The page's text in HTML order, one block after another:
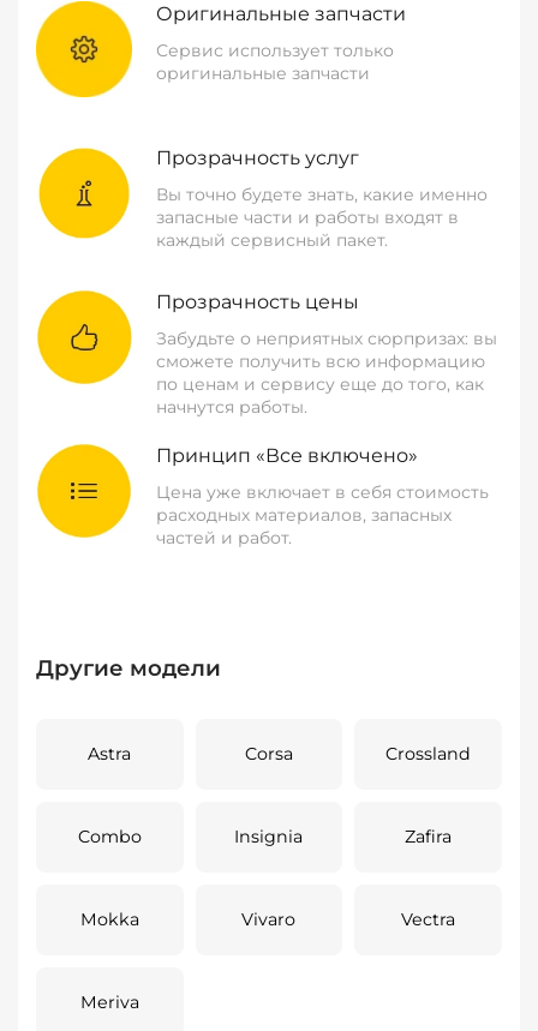
Оригинальные запчасти
Сервис использует только
оригинальные запчасти
Прозрачность услуг
Вы точно будете знать, какие именно
запасные части и работы входят в
каждый сервисный пакет.
Прозрачность цены
Забудьте о неприятных сюрпризах: вы
сможете получить всю информацию
по ценам и сервису еще до того, как
начнутся работы.
Принцип «Все включено»
Цена уже включает в себя стоимость
расходных материалов, запасных
частей и работ.
Другие модели
Astra Corsa Crossland
Combo Insignia Zafira
Mokka Vivaro Vectra
Meriva